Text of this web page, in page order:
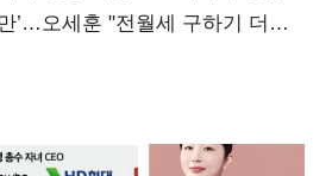
’…오세훈 "전월세 구하기 더